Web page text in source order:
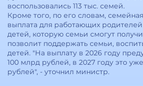
воспользовались 113 тыс. семей.
Кроме того, по его словам,
выплата для работающих
детей, которую семьи смогут
позволит поддержать семьи,
детей. "На выплату в 2026 году
100 млрд рублей, в 2027 году это
рублей", - уточнил министр.